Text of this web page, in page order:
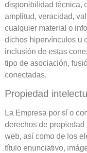
disponibilidad técnica,
amplitud, veracidad,
cualquier material o
dichos hipervínculos u
inclusión de estas
tipo de asociación,
conectadas.
Propiedad
La Empresa por sí o
derechos de
web, así como de los
título enunciativo,